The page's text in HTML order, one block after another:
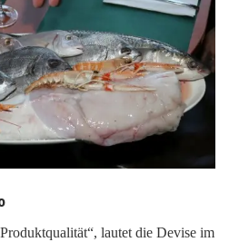
lautet die Devise im